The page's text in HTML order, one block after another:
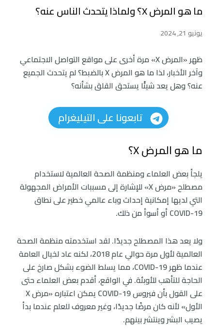
ما هو المرض X؟ ولماذا يتحدث الناس عنه؟
يونيو 21, 2024
ظهر «المرض X» مرة أخرى على مواقع التواصل الاجتماعي
وآخر الأخبار، لذا ما هو المرض X بالضبط؟ لم يتحدث الجميع
عنه؟ وهل يعد شيئًا يستحق القلق بشأنه؟
تابعونا على التيليغرام
ما هو المرض X؟
يلجأ بعض العلماء ومنظمة الصحة العالمية لاستخدام
مصطلح «مرض X» للإشارة إلى مسببات الأمراض المجهولة
التي لديها إمكانية إحداث وباء عالمي خطير على نطاق
COVID-19 أو أسوأ من ذلك.
ولا يعد هذا المصطلح جديدًا. لقد استخدمته منظمة الصحة
العالمية لأول مرة حوالي عام 2018، لكنه عاد لخيال العامة
عندما ظهر COVID-19، مما يسلط الضوء بشكل صارخ على
الحاجة للتأهب للأوبئة. في الواقع، أقدم بعض العلماء حتى
على القول بأن فيروس COVID-19 يمكن اعتباره «مرض X
الأول» لأنه كان مرضًا جديدًا، وغير معروف للعلم عندما بدأ
يصيب البشر وينتشر بينهم.